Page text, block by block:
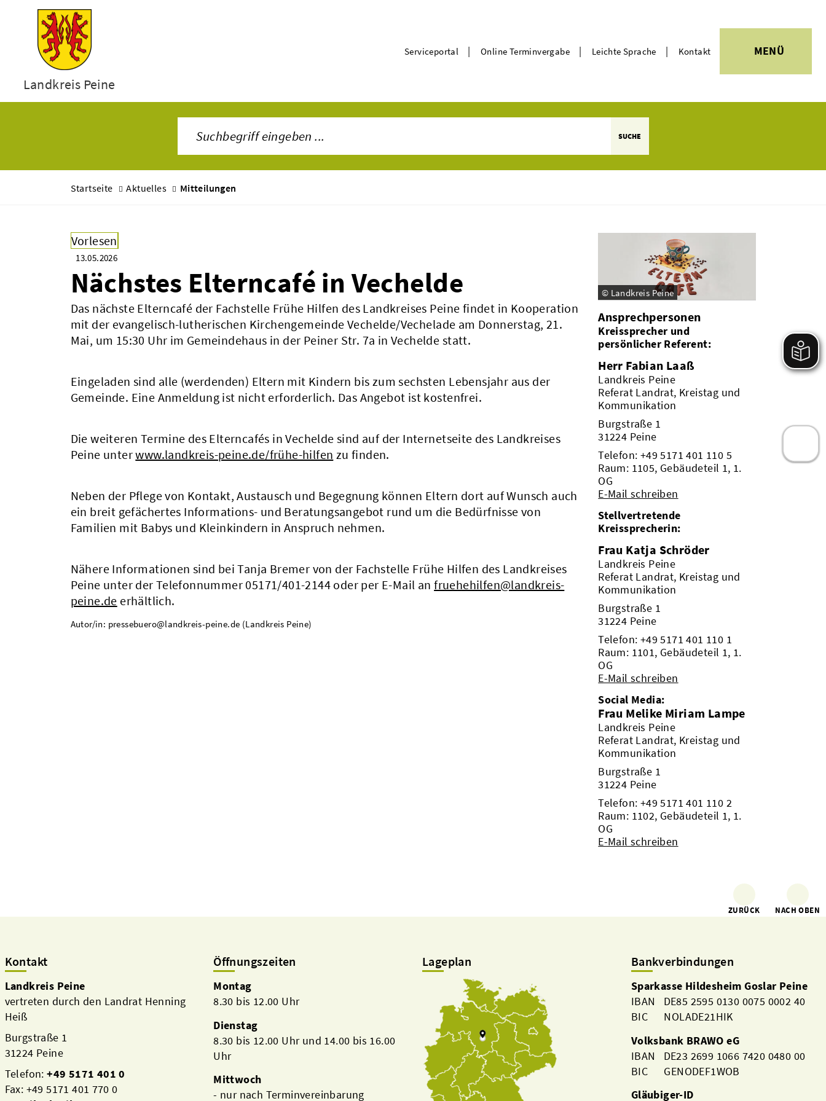
Landkreis Peine
Serviceportal | Online Terminvergabe | Leichte Sprache | Kontakt MENÜ
SUCHE
Startseite Aktuelles Mitteilungen
Vorlesen
13.05.2026
Nächstes Elterncafé in Vechelde
Das nächste Elterncafé der Fachstelle Frühe Hilfen des Landkreises Peine findet in Kooperation
mit der evangelisch-lutherischen Kirchengemeinde Vechelde/Vechelade am Donnerstag, 21.
Mai, um 15:30 Uhr im Gemeindehaus in der Peiner Str. 7a in Vechelde statt.
Eingeladen sind alle (werdenden) Eltern mit Kindern bis zum sechsten Lebensjahr aus der
Gemeinde. Eine Anmeldung ist nicht erforderlich. Das Angebot ist kostenfrei.
Die weiteren Termine des Elterncafés in Vechelde sind auf der Internetseite des Landkreises
Peine unterwww.landkreis-peine.de/frühe-hilfen zu finden.
Neben der Pflege von Kontakt, Austausch und Begegnung können Eltern dort auf Wunsch auch
ein breit gefächertes Informations- und Beratungsangebot rund um die Bedürfnisse von
Familien mit Babys und Kleinkindern in Anspruch nehmen.
Nähere Informationen sind bei Tanja Bremer von der Fachstelle Frühe Hilfen des Landkreises
Peine unter der Telefonnummer 05171/401-2144 oder per E-Mail anfruehehilfen@landkreis-
peine.de erhältlich.
Autor/in: pressebuero@landkreis-peine.de (Landkreis Peine)
© Landkreis Peine
Ansprechpersonen
Kreissprecher und
persönlicher Referent:
Herr Fabian Laaß
Landkreis Peine
Referat Landrat, Kreistag und
Kommunikation
Burgstraße 1
31224 Peine
Telefon: +49 5171 401 110 5
Raum: 1105, Gebäudeteil 1, 1.
OG
E-Mail schreiben
Stellvertretende
Kreissprecherin:
Frau Katja Schröder
Landkreis Peine
Referat Landrat, Kreistag und
Kommunikation
Burgstraße 1
31224 Peine
Telefon: +49 5171 401 110 1
Raum: 1101, Gebäudeteil 1, 1.
OG
E-Mail schreiben
Social Media:
Frau Melike Miriam Lampe
Landkreis Peine
Referat Landrat, Kreistag und
Kommunikation
Burgstraße 1
31224 Peine
Telefon: +49 5171 401 110 2
Raum: 1102, Gebäudeteil 1, 1.
OG
E-Mail schreiben
ZURÜCK NACH OBEN
Kontakt
Landkreis Peine
vertreten durch den Landrat Henning
Heiß
Burgstraße 1
31224 Peine
Telefon:+49 5171 401 0
Fax: +49 5171 401 770 0
Öffnungszeiten
Montag
8.30 bis 12.00 Uhr
Dienstag
8.30 bis 12.00 Uhr und 14.00 bis 16.00
Uhr
Mittwoch
- nur nach Terminvereinbarung
Lageplan Bankverbindungen
Sparkasse Hildesheim Goslar Peine
IBAN DE85 2595 0130 0075 0002 40
BIC NOLADE21HIK
Volksbank BRAWO eG
IBAN DE23 2699 1066 7420 0480 00
BIC GENODEF1WOB
Gläubiger-ID